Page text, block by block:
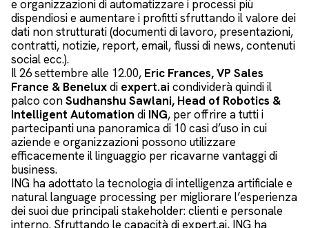
e organizzazioni di automatizzare i processi più
dispendiosi e aumentare i profitti sfruttando il valore dei
dati non strutturati (documenti di lavoro, presentazioni,
contratti, notizie, report, email, flussi di news, contenuti
social ecc.).
Il 26 settembre alle 12.00, Eric Frances, VP Sales
France & Beneluxdi expert.aicondividerà quindi il
palco conSudhanshu Sawlani, Head of Robotics &
Intelligent Automation di ING, per offrire a tutti i
partecipanti una panoramica di 10 casi d’uso in cui
aziende e organizzazioni possono utilizzare
efficacemente il linguaggio per ricavarne vantaggi di
business.
ING ha adottato la tecnologia di intelligenza artificiale e
natural language processing per migliorare l’esperienza
dei suoi due principali stakeholder: clienti e personale
interno. Sfruttando le capacità di expert.ai, ING ha